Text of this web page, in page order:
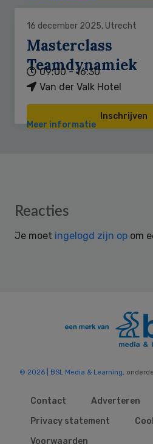
16 december 2025, Utrecht
Masterclass
Teamdynamiek
09:00 - 16:30
Van der Valk Hotel
Inschrijven
Meer informatie
Reader
Reacties
Je moet ingelogd zijn op om
© 2026 | BSL Media & Learning ,
Contact
Adverteren
Privacy statement
Voorwaarden